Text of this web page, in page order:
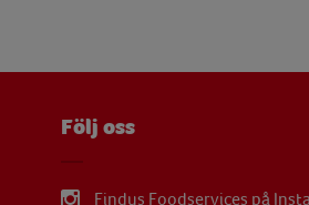
Följ oss
Findus Foodservices på